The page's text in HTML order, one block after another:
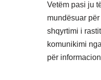
Vetëm pasi ju
mundësuar
shqyrtimi i
komunikimi
për